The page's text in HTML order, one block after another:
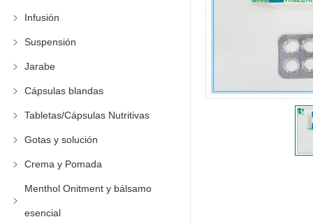
Infusión
Suspensión
Jarabe
Cápsulas blandas
Tabletas/Cápsulas Nutritivas
Gotas y solución
Crema y Pomada
Menthol Onitment y bálsamo
esencial